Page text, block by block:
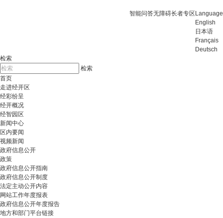
智能问答无障碍长者专区 Language
English
日本语
Français
Deutsch
检索
检索
首页
走进经开区
经彩纷呈
经开概况
经智园区
新闻中心
区内要闻
视频新闻
政府信息公开
政策
政府信息公开指南
政府信息公开制度
法定主动公开内容
网站工作年度报表
政府信息公开年度报告
地方和部门平台链接